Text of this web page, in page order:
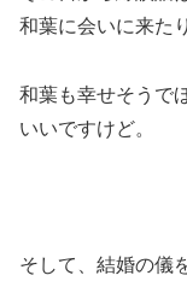
和葉に会いに来た
和葉も幸せそうで
いいですけど。
そして、結婚の儀